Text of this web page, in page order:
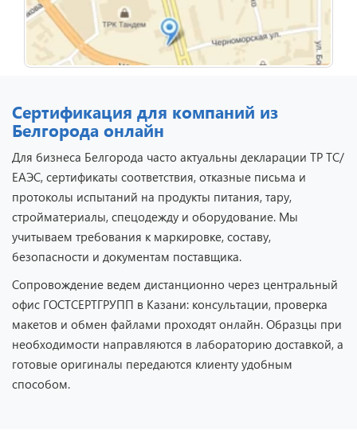
Сертификация для компаний из
Белгорода онлайн
Для бизнеса Белгорода часто актуальны декларации ТР ТС/
ЕАЭС, сертификаты соответствия, отказные письма и
протоколы испытаний на продукты питания, тару,
стройматериалы, спецодежду и оборудование. Мы
учитываем требования к маркировке, составу,
безопасности и документам поставщика.
Сопровождение ведем дистанционно через центральный
офис ГОСТСЕРТГРУПП в Казани: консультации, проверка
макетов и обмен файлами проходят онлайн. Образцы при
необходимости направляются в лабораторию доставкой, а
готовые оригиналы передаются клиенту удобным
способом.